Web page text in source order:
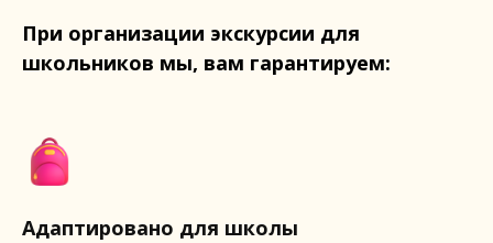
При организации экскурсии для
школьников мы, вам гарантируем:
Адаптировано для школы